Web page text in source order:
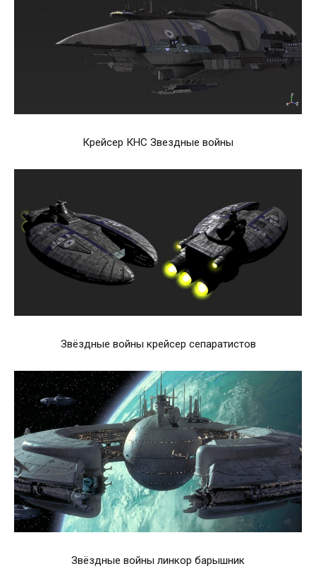
Крейсер КНС Звездные войны
Звёздные войны крейсер сепаратистов
Звёздные войны линкор барышник